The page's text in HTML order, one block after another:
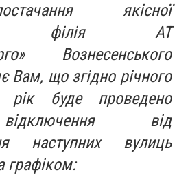
якісної
філія АТ
Вознесенського
Вам, що згідно річного
буде проведено
від
наступних вулиць
графіком: